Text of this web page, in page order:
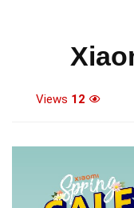
12